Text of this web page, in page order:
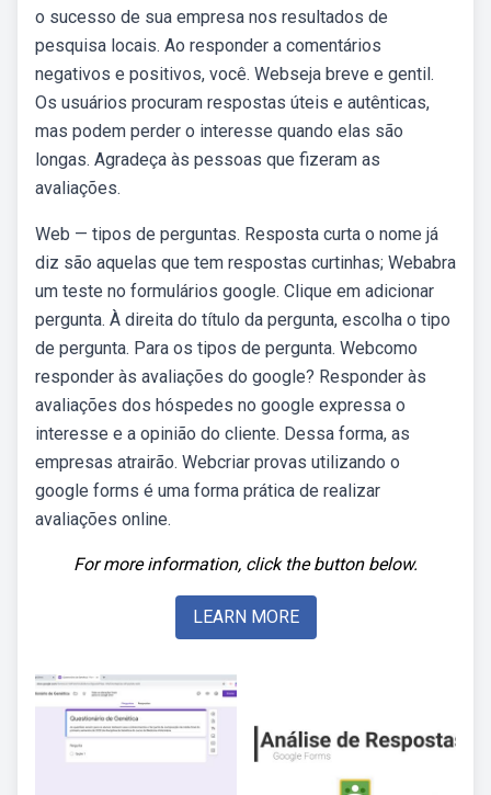
o sucesso de sua empresa nos resultados de
pesquisa locais. Ao responder a comentários
negativos e positivos, você. Webseja breve e gentil.
Os usuários procuram respostas úteis e autênticas,
mas podem perder o interesse quando elas são
longas. Agradeça às pessoas que fizeram as
avaliações.
Web — tipos de perguntas. Resposta curta o nome já
diz são aquelas que tem respostas curtinhas; Webabra
um teste no formulários google. Clique em adicionar
pergunta. À direita do título da pergunta, escolha o tipo
de pergunta. Para os tipos de pergunta. Webcomo
responder às avaliações do google? Responder às
avaliações dos hóspedes no google expressa o
interesse e a opinião do cliente. Dessa forma, as
empresas atrairão. Webcriar provas utilizando o
google forms é uma forma prática de realizar
avaliações online.
For more information, click the button below.
LEARN MORE